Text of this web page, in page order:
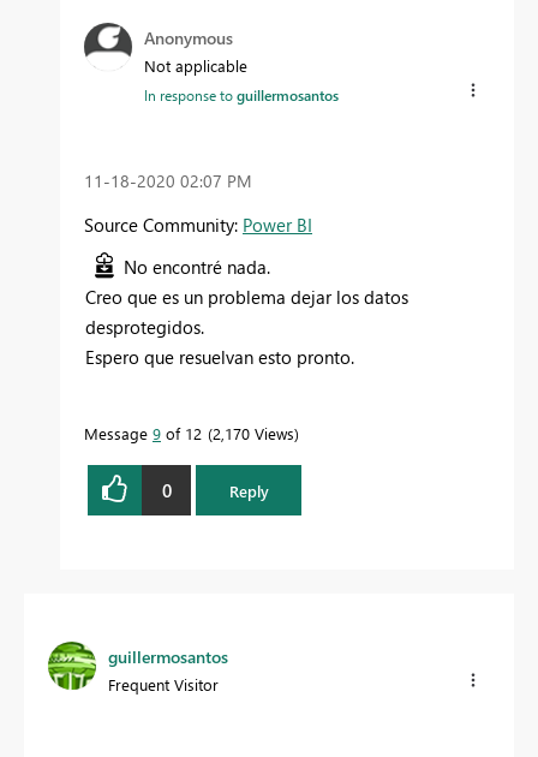
Anonymous
Not applicable
In response toguillermosantos
‎11-18-2020 02:07 PM
Source Community: Power BI
No encontré nada.
Creo que es un problema dejar los datos
desprotegidos.
Espero que resuelvan esto pronto.
Message 9 of 12 2,170 Views
0 Reply
guillermosantos
Frequent Visitor